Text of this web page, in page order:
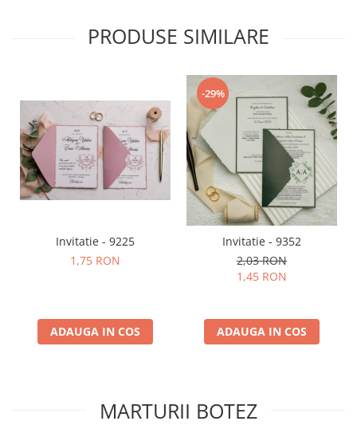
PRODUSE SIMILARE
Invitatie - 9225
1,75 RON
ADAUGA IN COS
-29%
Invitatie - 9352
2,03 RON
1,45 RON
ADAUGA IN COS
MARTURII BOTEZ